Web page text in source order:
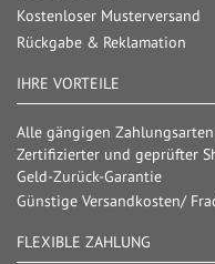
Kostenloser Musterversand
Rückgabe & Reklamation
IHRE VORTEILE
Alle gängigen
Zertifizierter und geprüfter
Geld-Zurück-Garantie
Günstige Versandkosten/
FLEXIBLE ZAHLUNG